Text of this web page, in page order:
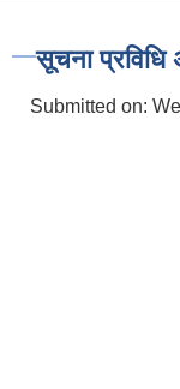
सूचना
Submitted on: